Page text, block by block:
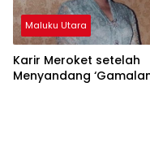
Maluku Utara
Karir Meroket setelah
Menyandang